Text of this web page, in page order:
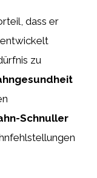
dass er
zu
Schnuller